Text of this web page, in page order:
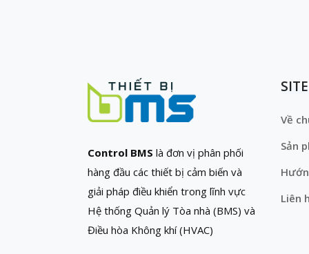
Control BMS là đơn vị phân phối
hàng đầu các thiết bị cảm biến và
giải pháp điều khiển trong lĩnh vực
Hệ thống Quản lý Tòa nhà (BMS) và
Điều hòa Không khí (HVAC)
Về
Sản
Liên